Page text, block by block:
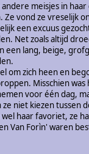
meisjes in
vond ze vreselijk
een excuus
Net zoals altijd
een lang, beige,
om zich heen en
Misschien was
voor één dag,
niet kiezen tussen
haar favoriet, ze
Van Forìn' waren